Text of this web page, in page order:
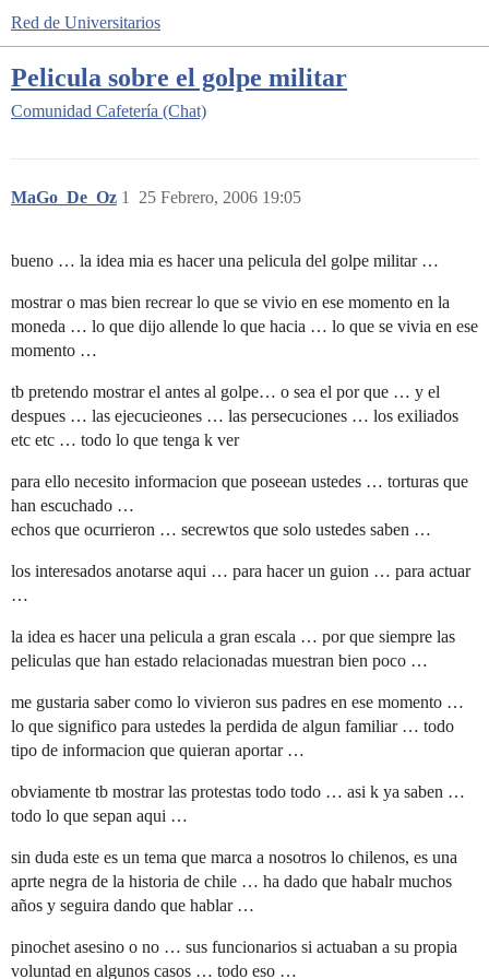
Red de Universitarios
Pelicula sobre el golpe militar
Comunidad Cafetería (Chat)
MaGo_De_Oz 25 Febrero, 2006 19:05
1
bueno … la idea mia es hacer una pelicula del golpe militar …
mostrar o mas bien recrear lo que se vivio en ese momento en la
moneda … lo que dijo allende lo que hacia … lo que se vivia en ese
momento …
tb pretendo mostrar el antes al golpe… o sea el por que … y el
despues … las ejecucieones … las persecuciones … los exiliados
etc etc … todo lo que tenga k ver
para ello necesito informacion que poseean ustedes … torturas que
han escuchado …
echos que ocurrieron … secrewtos que solo ustedes saben …
los interesados anotarse aqui … para hacer un guion … para actuar
…
la idea es hacer una pelicula a gran escala … por que siempre las
peliculas que han estado relacionadas muestran bien poco …
me gustaria saber como lo vivieron sus padres en ese momento …
lo que significo para ustedes la perdida de algun familiar … todo
tipo de informacion que quieran aportar …
obviamente tb mostrar las protestas todo todo … asi k ya saben …
todo lo que sepan aqui …
sin duda este es un tema que marca a nosotros lo chilenos, es una
aprte negra de la historia de chile … ha dado que habalr muchos
años y seguira dando que hablar …
pinochet asesino o no … sus funcionarios si actuaban a su propia
voluntad en algunos casos … todo eso …